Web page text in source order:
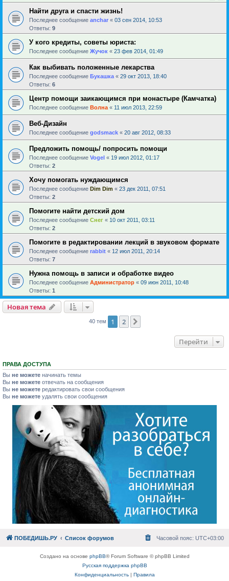
Найти друга и спасти жизнь!
Последнее сообщение anchar « 03 сен 2014, 10:53
Ответы: 9
У кого кредиты, советы юриста:
Последнее сообщение Жучок « 23 фев 2014, 01:49
Как выбивать положенные лекарства
Последнее сообщение Букашка « 29 окт 2013, 18:40
Ответы: 6
Центр помощи заикающимся при монастыре (Камчатка)
Последнее сообщение Волна « 11 июл 2013, 22:59
Веб-Дизайн
Последнее сообщение godsmack « 20 авг 2012, 08:33
Предложить помощь/ попросить помощи
Последнее сообщение Vogel « 19 июл 2012, 01:17
Ответы: 2
Хочу помогать нуждающимся
Последнее сообщение Dim Dim « 23 дек 2011, 07:51
Ответы: 2
Помогите найти детский дом
Последнее сообщение Снег « 10 окт 2011, 03:11
Ответы: 2
Помогите в редактировании лекций в звуковом формате
Последнее сообщение rabbit « 12 июл 2011, 20:14
Ответы: 7
Нужна помощь в записи и обработке видео
Последнее сообщение Администратор « 09 июн 2011, 10:48
Ответы: 1
Новая тема
40 тем 1 2
Перейти
ПРАВА ДОСТУПА
Вы не можете начинать темы
Вы не можете отвечать на сообщения
Вы не можете редактировать свои сообщения
Вы не можете удалять свои сообщения
ПОБЕДИШЬ.РУ Список форумов Часовой пояс: UTC+03:00
Создано на основе phpBB® Forum Software © phpBB Limited
Русская поддержка phpBB
Конфиденциальность| Правила